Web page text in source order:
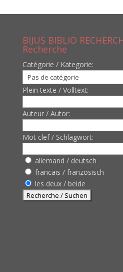
BIJUS BIBLIO
Recherche
Catègorie / Kategorie:
Plein texte / Volltext:
Auteur / Autor:
Mot clef / Schlagwort:
allemand / deutsch
francais / französisch
les deux / beide